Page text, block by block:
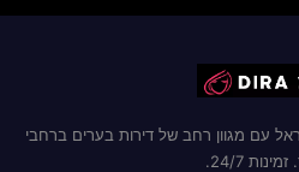
עם מגוון רחב של דירות בערים ברחבי
24/7.